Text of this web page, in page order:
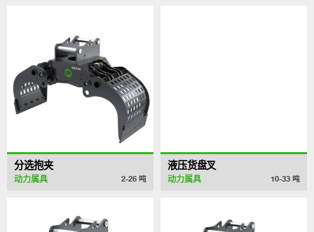
分选抱夹
动力属具 2-26 吨
液压货盘叉
动力属具 10-33 吨